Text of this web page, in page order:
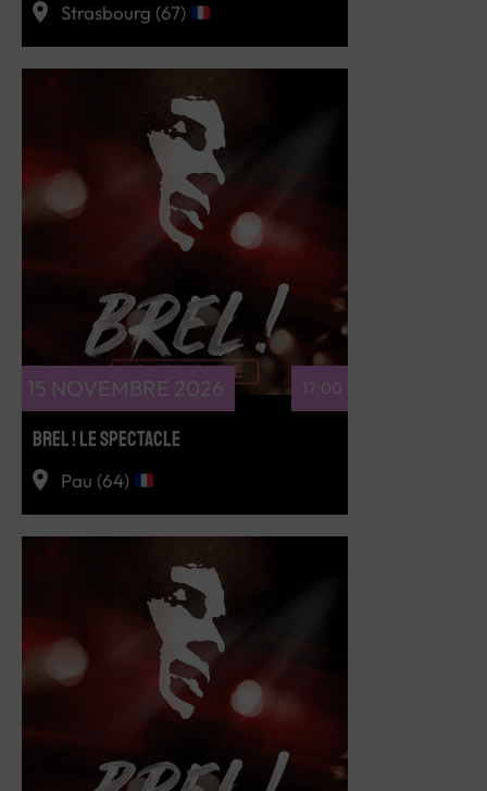
Strasbourg (67)
RÉSERVEZ
15 NOVEMBRE 2026 17:00
BREL ! LE SPECTACLE
Pau (64)
RÉSERVEZ